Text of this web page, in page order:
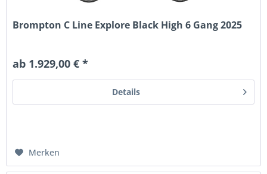
Brompton C Line Explore Black High 6 Gang 2025
ab 1.929,00 € *
Details
Merken